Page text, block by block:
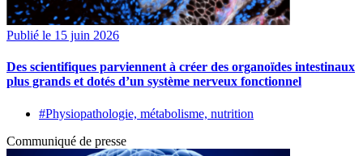
Publié le 15 juin 2026
Des scientifiques parviennent à créer des organoïdes intestinaux
plus grands et dotés d’un système nerveux fonctionnel
#Physiopathologie, métabolisme, nutrition
Communiqué de presse